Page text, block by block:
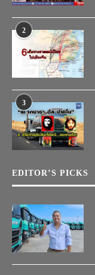
2
3
EDITOR’S PICKS